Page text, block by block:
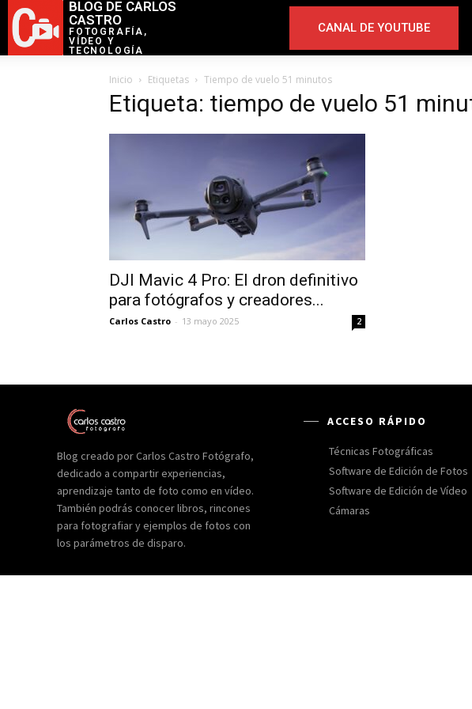
BLOG DE CARLOS
CASTRO
FOTOGRAFÍA,
VÍDEO Y
TECNOLOGÍA
CANAL DE YOUTUBE
Inicio Etiquetas Tiempo de vuelo 51 minutos
Etiqueta: tiempo de vuelo 51
DJI Mavic 4 Pro: El dron definitivo
para fotógrafos y creadores...
Carlos Castro - 13 mayo 2025 2
Blog creado por Carlos Castro Fotógrafo,
dedicado a compartir experiencias,
aprendizaje tanto de foto como en vídeo.
También podrás conocer libros, rincones
para fotografiar y ejemplos de fotos con
los parámetros de disparo.
ACCESO RÁPIDO
Técnicas Fotográficas
Software de Edición de Fotos
Software de Edición de Vídeo
Cámaras